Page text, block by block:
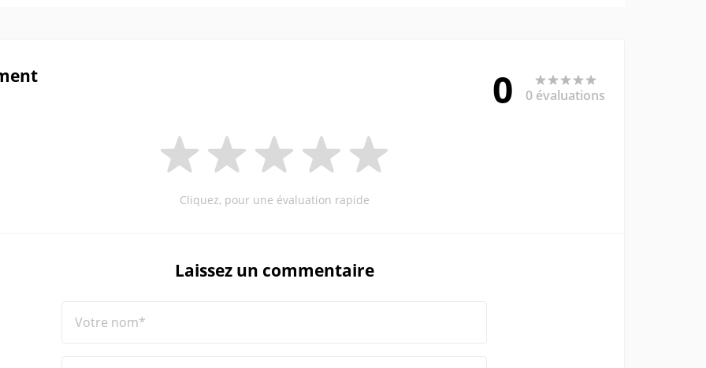
0 0 évaluations
Cliquez, pour une évaluation rapide
Laissez un commentaire
Votre nom*